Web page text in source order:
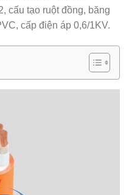
cấu tạo ruột đồng, băng
cấp điện áp 0,6/1KV.